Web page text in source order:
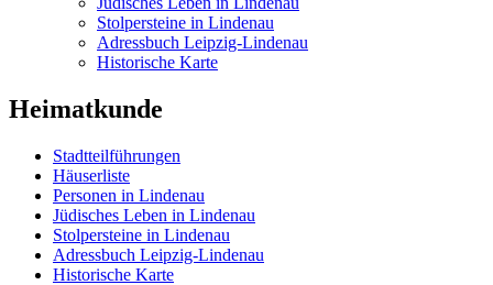
Stolpersteine in Lindenau
Adressbuch Leipzig-Lindenau
Historische Karte
Heimatkunde
Stadtteilführungen
Häuserliste
Personen in Lindenau
Jüdisches Leben in Lindenau
Stolpersteine in Lindenau
Adressbuch Leipzig-Lindenau
Historische Karte